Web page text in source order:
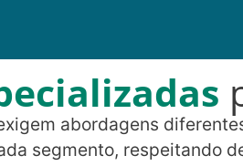
abordagens
segmento, respeitando